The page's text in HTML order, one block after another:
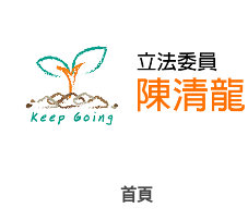
首頁